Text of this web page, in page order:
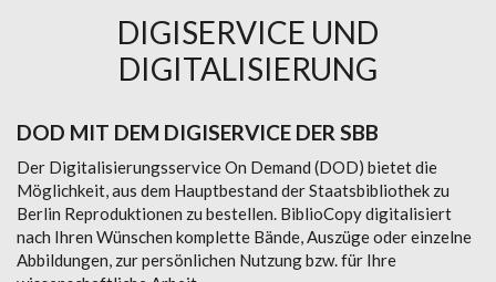
DIGISERVICE UND
DIGITALISIERUNG
DOD MIT DEM DIGISERVICE DER SBB
Der Digitalisierungsservice On Demand (DOD) bietet die
Möglichkeit, aus dem Hauptbestand der Staatsbibliothek zu
Berlin Reproduktionen zu bestellen. BiblioCopy digitalisiert
nach Ihren Wünschen komplette Bände, Auszüge oder einzelne
Abbildungen, zur persönlichen Nutzung bzw. für Ihre